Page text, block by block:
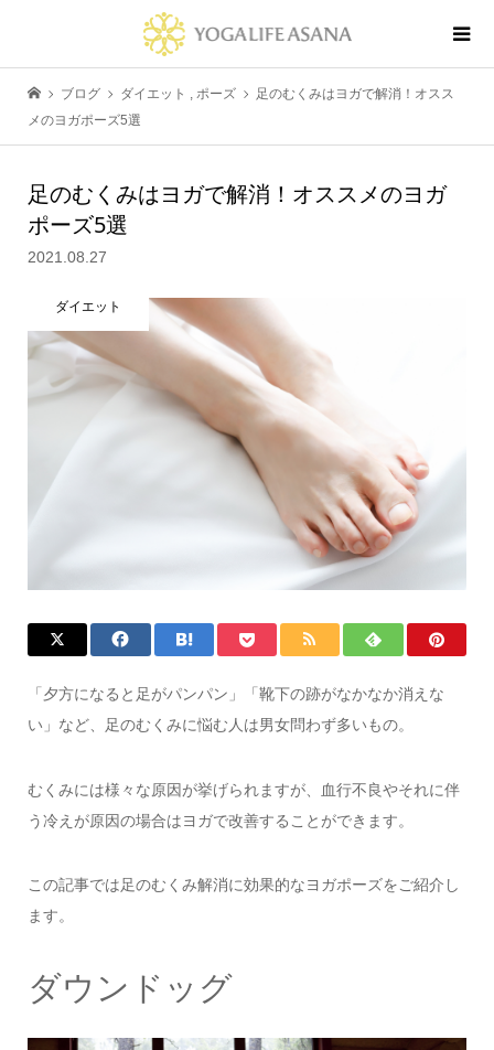
ブログ ダイエット , ポーズ
足のむくみはヨガで解消！オスス
メのヨガポーズ5選
足のむくみはヨガで解消！オススメのヨガ
ポーズ5選
2021.08.27
ダイエット
「夕方になると足がパンパン」「靴下の跡がなかなか消えな
い」など、足のむくみに悩む人は男女問わず多いもの。
むくみには様々な原因が挙げられますが、血行不良やそれに伴
う冷えが原因の場合はヨガで改善することができます。
この記事では足のむくみ解消に効果的なヨガポーズをご紹介し
ます。
ダウンドッグ